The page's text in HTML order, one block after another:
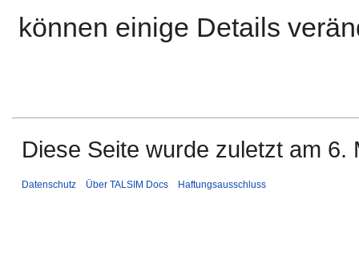
können einige Details
Diese Seite wurde zuletzt am
Datenschutz Über TALSIM Docs Haftungsausschluss